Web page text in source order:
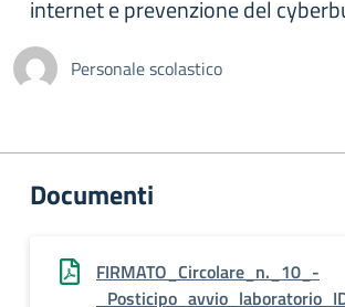
internet e prevenzione del
Personale scolastico
Documenti
FIRMATO_Circolare_n._10_-